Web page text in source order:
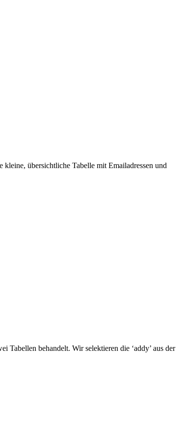
übersichtliche Tabelle mit Emailadressen und
Tabellen behandelt. Wir selektieren die ‘addy’ aus der